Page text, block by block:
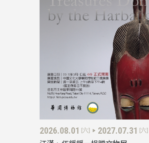
2026.08.01 [六] 2027.07.31 [六]